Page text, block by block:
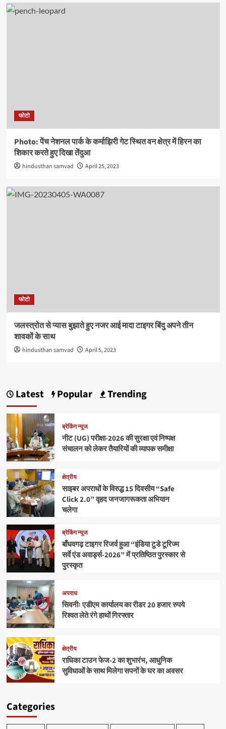
फोटो
Photo: पेंच नेशनल पार्क के कर्माझिरी गेट स्थित वन क्षेत्र में हिरन का
शिकार करते हुए दिखा तेंदुआ
hindusthan samvad April 25, 2023
फोटो
जलस्त्रोत से प्यास बुझाते हुए नजर आई मादा टाइगर बिंदु अपने तीन
शावकों के साथ
hindusthan samvad April 5, 2023
Latest Popular Trending
ब्रेकिंग न्यूज
नीट (UG) परीक्षा-2026 की सुरक्षा एवं निष्पक्ष
संचालन को लेकर तैयारियों की व्यापक समीक्षा
क्षेत्रीय
साइबर अपराधों के विरुद्ध 15 दिवसीय “Safe
Click 2.0” वृहद जनजागरूकता अभियान
चलेगा
ब्रेकिंग न्यूज
बाँधवगढ़ टाइगर रिजर्व हुआ “इंडिया टुडे टूरिज्म
सर्वे एंड अवार्ड्स-2026” में प्रतिष्ठित पुरस्कार से
पुरस्कृत
अपराध
सिवनीः एडीएम कार्यालय का रीडर 20 हजार रुपये
रिश्वत लेते रंगे हाथों गिरफ्तार
क्षेत्रीय
राधिका टाउन फेज-2 का शुभारंभ, आधुनिक
सुविधाओं के साथ मिलेगा सपनों के घर का अवसर
Categories